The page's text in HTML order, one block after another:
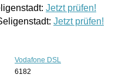
Jetzt prüfen!
Jetzt prüfen!
Vodafone DSL
6182